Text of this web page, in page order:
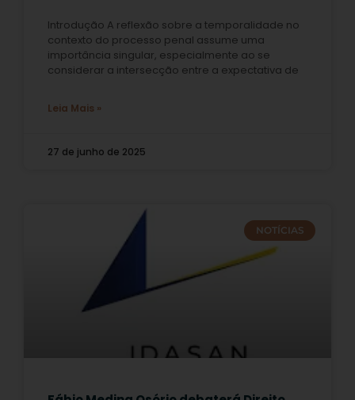
Introdução A reflexão sobre a temporalidade no
contexto do processo penal assume uma
importância singular, especialmente ao se
considerar a intersecção entre a expectativa de
Leia Mais »
27 de junho de 2025
NOTÍCIAS